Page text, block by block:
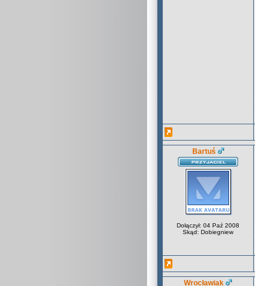
Bartuś
Dołączył: 04 Paź 2008
Skąd: Dobiegniew
Wrocławiak